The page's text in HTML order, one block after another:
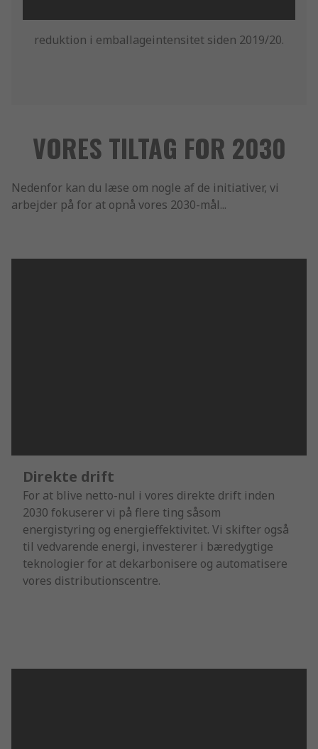
reduktion i emballageintensitet siden 2019/20.
VORES TILTAG FOR 2030
Nedenfor kan du læse om nogle af de initiativer, vi
arbejder på for at opnå vores 2030-mål...
Direkte drift
For at blive netto-nul i vores direkte drift inden
2030 fokuserer vi på flere ting såsom
energistyring og energieffektivitet. Vi skifter også
til vedvarende energi, investerer i bæredygtige
teknologier for at dekarbonisere og automatisere
vores distributionscentre.